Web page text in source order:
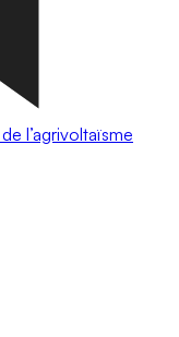
l’agrivoltaïsme